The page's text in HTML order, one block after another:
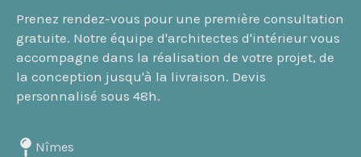
Prenez rendez-vous pour une première consultation
gratuite. Notre équipe d'architectes d'intérieur vous
accompagne dans la réalisation de votre projet, de
la conception jusqu'à la livraison. Devis
personnalisé sous 48h.
Nîmes